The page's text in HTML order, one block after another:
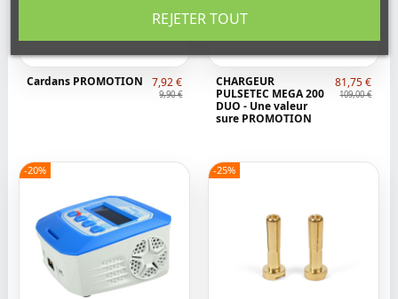
Cardans PROMOTION 7,92 €
9,90 €
CHARGEUR
PULSETEC MEGA 200
DUO - Une valeur
sure PROMOTION
81,75 €
109,00 €
-20% -25%
REJETER TOUT